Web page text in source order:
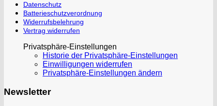
Datenschutz
Batterieschutzverordnung
Widerrufsbelehrung
Vertrag widerrufen
Privatsphäre-Einstellungen
Historie der Privatsphäre-Einstellungen
Einwilligungen widerrufen
Privatsphäre-Einstellungen ändern
Newsletter